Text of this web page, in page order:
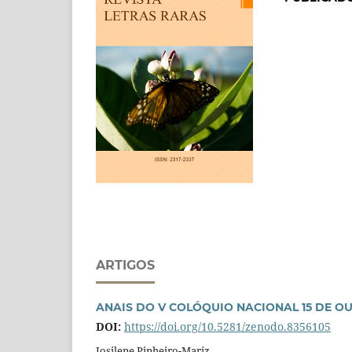
ARTIGOS
ANAIS DO V COLÓQUIO NACIONAL 15 DE
DOI: https://doi.org/10.5281/zenodo.8356105